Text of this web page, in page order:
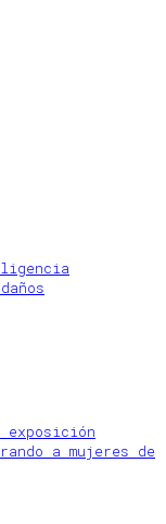
exposición
a mujeres de